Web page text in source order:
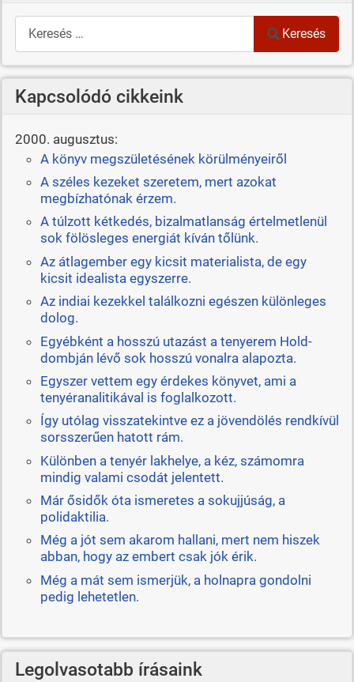
Keresés
Keresés
Kapcsolódó cikkeink
2000. augusztus:
A könyv megszületésének körülményeiről
A széles kezeket szeretem, mert azokat
megbízhatónak érzem.
A túlzott kétkedés, bizalmatlanság értelmetlenül
sok fölösleges energiát kíván tőlünk.
Az átlagember egy kicsit materialista, de egy
kicsit idealista egyszerre.
Az indiai kezekkel találkozni egészen különleges
dolog.
Egyébként a hosszú utazást a tenyerem Hold-
dombján lévő sok hosszú vonalra alapozta.
Egyszer vettem egy érdekes könyvet, ami a
tenyéranalitikával is foglalkozott.
Így utólag visszatekintve ez a jövendölés rendkívül
sorsszerűen hatott rám.
Különben a tenyér lakhelye, a kéz, számomra
mindig valami csodát jelentett.
Már ősidők óta ismeretes a sokujjúság, a
polidaktilia.
Még a jót sem akarom hallani, mert nem hiszek
abban, hogy az embert csak jók érik.
Még a mát sem ismerjük, a holnapra gondolni
pedig lehetetlen.
Legolvasotabb írásaink